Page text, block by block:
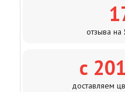
отзыва на
с
доставляем